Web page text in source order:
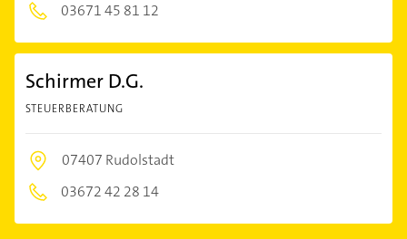
03671 45 81 12
Schirmer D.G.
STEUERBERATUNG
07407 Rudolstadt
03672 42 28 14